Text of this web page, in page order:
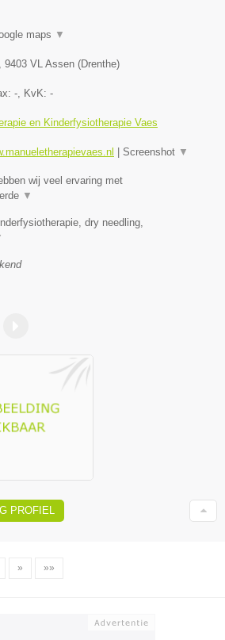
maps ▼
, 9403 VL Assen (Drenthe)
-, KvK: -
en Kinderfysiotherapie Vaes
Screenshot ▼
wij veel ervaring met
▼
dry needling,
PROFIEL
» »»